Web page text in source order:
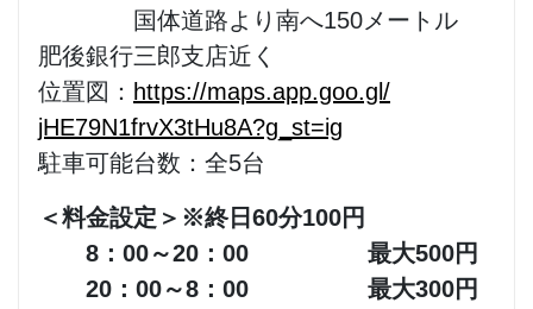
国体道路より南へ150メートル
肥後銀行三郎支店近く
位置図： https://maps.app.goo.gl/
jHE79N1frvX3tHu8A?g_st=ig
駐車可能台数：全5台
＜料金設定＞※終日60分100円
8：00～20：00 最大500円
20：00～8：00 最大300円